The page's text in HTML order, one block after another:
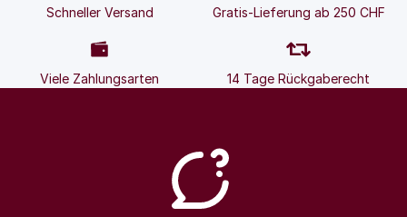
Schneller Versand Gratis-Lieferung ab 250 CHF
Viele Zahlungsarten 14 Tage Rückgaberecht